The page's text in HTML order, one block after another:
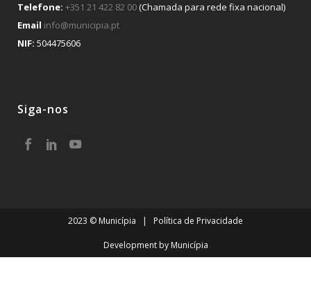
Telefone: +351 21 422 82 00(Chamada para rede fixa nacional)
Email info@municipia.pt
NIF: 504475606
Siga-nos
2023 © Municípia | Política de Privacidade
Development by Municípia